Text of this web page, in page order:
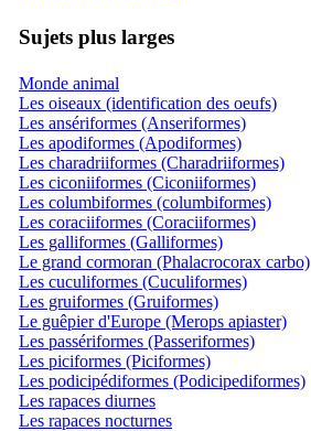
Sujets plus larges
Monde animal
Les oiseaux (identification des oeufs)
Les ansériformes (Anseriformes)
Les apodiformes (Apodiformes)
Les charadriiformes (Charadriiformes)
Les ciconiiformes (Ciconiiformes)
Les columbiformes (columbiformes)
Les coraciiformes (Coraciiformes)
Les galliformes (Galliformes)
Le grand cormoran (Phalacrocorax carbo)
Les cuculiformes (Cuculiformes)
Les gruiformes (Gruiformes)
Le guêpier d'Europe (Merops apiaster)
Les passériformes (Passeriformes)
Les piciformes (Piciformes)
Les podicipédiformes (Podicipediformes)
Les rapaces diurnes
Les rapaces nocturnes